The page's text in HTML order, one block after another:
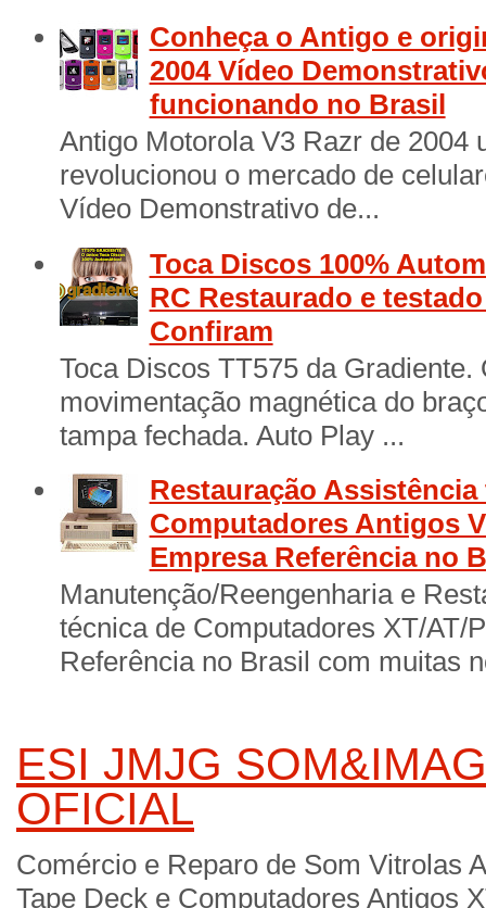
Conheça o Antigo e
2004 Vídeo
funcionando no Brasil
Antigo Motorola V3 Razr de 2004
revolucionou o mercado de
Vídeo Demonstrativo de...
Toca Discos 100%
RC Restaurado e
Confiram
Toca Discos TT575 da
movimentação magnética do
tampa fechada. Auto Play ...
Restauração Assistência
Computadores Antigos
Empresa Referência no
Manutenção/Reengenharia e
técnica de Computadores XT/AT/
Referência no Brasil com muitas
ESI JMJG
OFICIAL
Comércio e Reparo de Som Vitrolas
Tape Deck e Computadores Antigos